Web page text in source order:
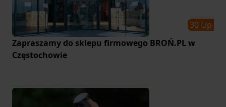
30 Lip
Zapraszamy do sklepu firmowego BROŃ.PL w
Częstochowie